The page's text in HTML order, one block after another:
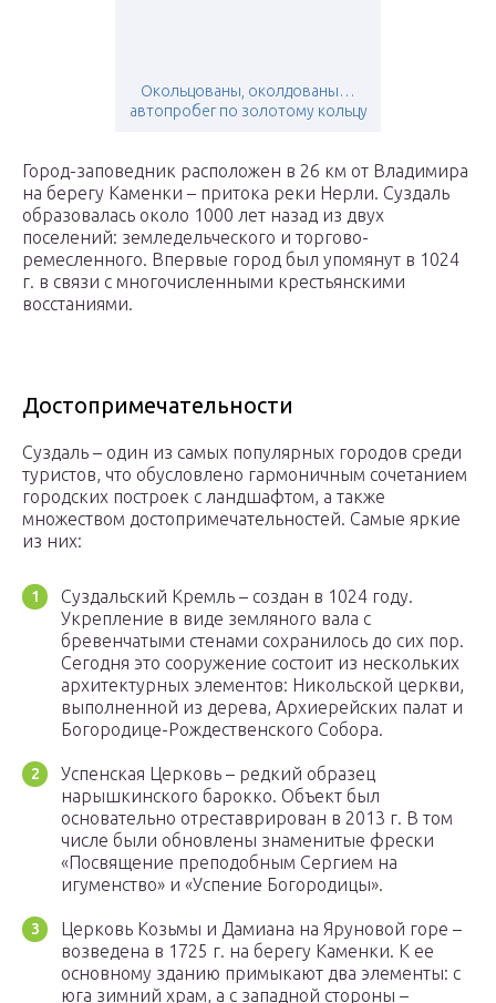
Окольцованы, околдованы…
автопробег по золотому кольцу
Город-заповедник расположен в 26 км от Владимира
на берегу Каменки – притока реки Нерли. Суздаль
образовалась около 1000 лет назад из двух
поселений: земледельческого и торгово-
ремесленного. Впервые город был упомянут в 1024
г. в связи с многочисленными крестьянскими
восстаниями.
Достопримечательности
Суздаль – один из самых популярных городов среди
туристов, что обусловлено гармоничным сочетанием
городских построек с ландшафтом, а также
множеством достопримечательностей. Самые яркие
из них:
Суздальский Кремль – создан в 1024 году.
Укрепление в виде земляного вала с
бревенчатыми стенами сохранилось до сих пор.
Сегодня это сооружение состоит из нескольких
архитектурных элементов: Никольской церкви,
выполненной из дерева, Архиерейских палат и
Богородице-Рождественского Собора.
Успенская Церковь – редкий образец
нарышкинского барокко. Объект был
основательно отреставрирован в 2013 г. В том
числе были обновлены знаменитые фрески
«Посвящение преподобным Сергием на
игуменство» и «Успение Богородицы».
Церковь Козьмы и Дамиана на Яруновой горе –
возведена в 1725 г. на берегу Каменки. К ее
основному зданию примыкают два элементы: с
юга зимний храм, а с западной стороны –